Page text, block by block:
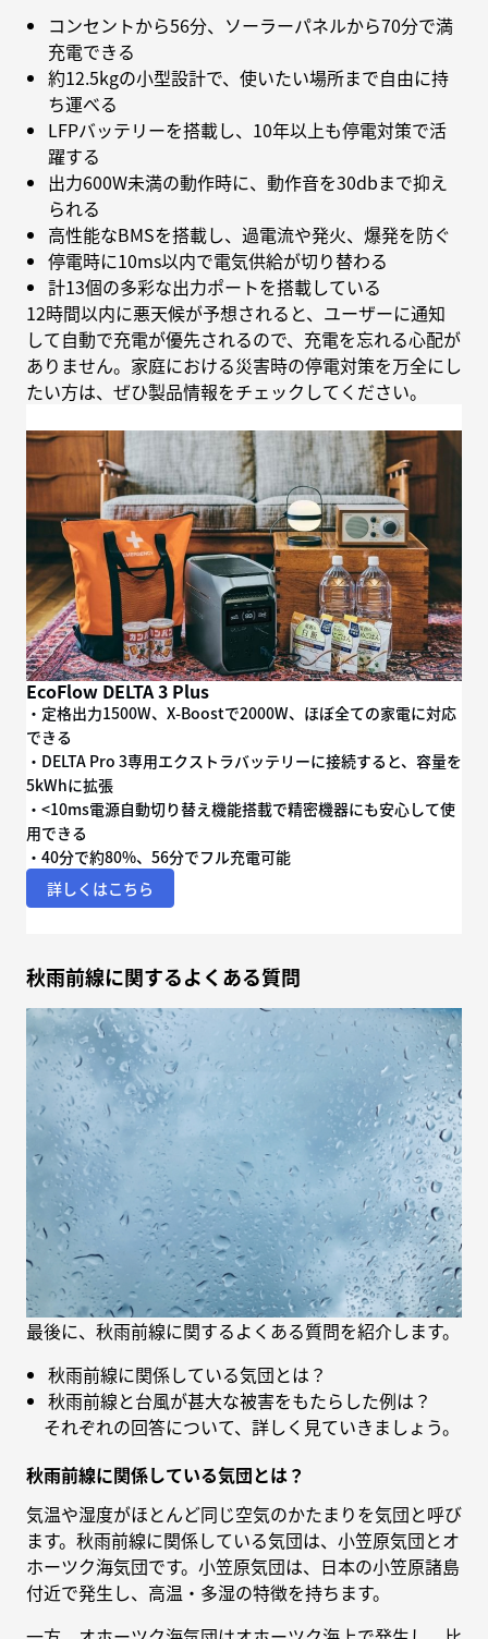
コンセントから56分、ソーラーパネルから70分で満
充電できる
約12.5kgの小型設計で、使いたい場所まで自由に持
ち運べる
LFPバッテリーを搭載し、10年以上も停電対策で活
躍する
出力600W未満の動作時に、動作音を30dbまで抑え
られる
高性能なBMSを搭載し、過電流や発火、爆発を防ぐ
停電時に10ms以内で電気供給が切り替わる
計13個の多彩な出力ポートを搭載している
12時間以内に悪天候が予想されると、ユーザーに通知
して自動で充電が優先されるので、充電を忘れる心配が
ありません。家庭における災害時の停電対策を万全にし
たい方は、ぜひ製品情報をチェックしてください。
EcoFlow DELTA 3 Plus
・定格出力1500W、X-Boostで2000W、ほぼ全ての家電に対応
できる
・DELTA Pro 3専用エクストラバッテリーに接続すると、容量を
5kWhに拡張
・<10ms電源自動切り替え機能搭載で精密機器にも安心して使
用できる
・40分で約80%、56分でフル充電可能
詳しくはこちら
秋雨前線に関するよくある質問
最後に、秋雨前線に関するよくある質問を紹介します。
秋雨前線に関係している気団とは？
秋雨前線と台風が甚大な被害をもたらした例は？
それぞれの回答について、詳しく見ていきましょう。
秋雨前線に関係している気団とは？
気温や湿度がほとんど同じ空気のかたまりを気団と呼び
ます。秋雨前線に関係している気団は、小笠原気団とオ
ホーツク海気団です。小笠原気団は、日本の小笠原諸島
付近で発生し、高温・多湿の特徴を持ちます。